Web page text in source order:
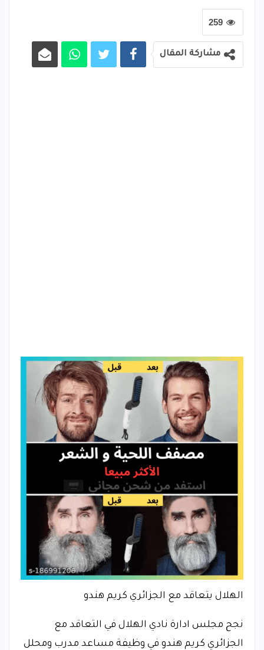
259
مشاركة المقال
الهلال يتعاقد مع الجزائري كريم هندو
نجح مجلس ادارة نادي الهلال في التعاقد مع
الجزائري كريم هندو في وظيفة مساعد مدرب ومحلل